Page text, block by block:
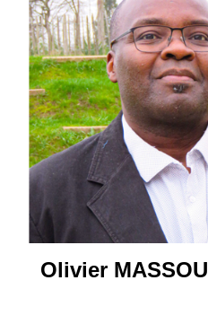
Olivier MASSOU